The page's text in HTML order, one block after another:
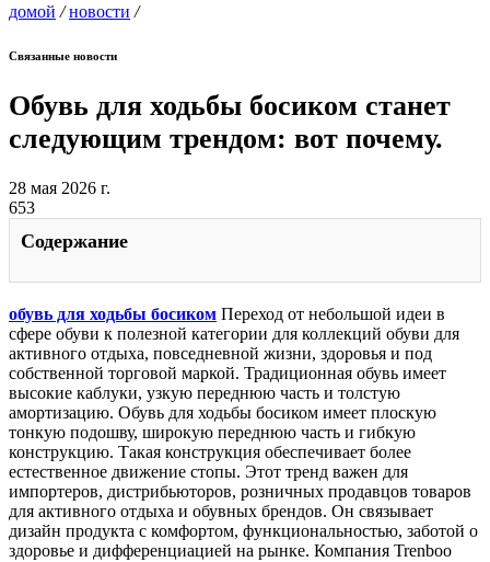
домой /новости /
Связанные новости
Обувь для ходьбы босиком станет
следующим трендом: вот почему.
28 мая 2026 г.
653
Содержание
обувь для ходьбы босиком Переход от небольшой идеи в
сфере обуви к полезной категории для коллекций обуви для
активного отдыха, повседневной жизни, здоровья и под
собственной торговой маркой. Традиционная обувь имеет
высокие каблуки, узкую переднюю часть и толстую
амортизацию. Обувь для ходьбы босиком имеет плоскую
тонкую подошву, широкую переднюю часть и гибкую
конструкцию. Такая конструкция обеспечивает более
естественное движение стопы. Этот тренд важен для
импортеров, дистрибьюторов, розничных продавцов товаров
для активного отдыха и обувных брендов. Он связывает
дизайн продукта с комфортом, функциональностью, заботой о
здоровье и дифференциацией на рынке. Компания Trenboo